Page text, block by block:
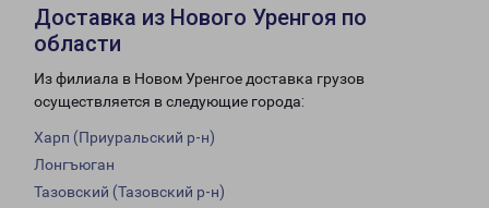
Доставка из Нового Уренгоя по
области
Из филиала в Новом Уренгое доставка грузов
осуществляется в следующие города:
Харп (Приуральский р-н)
Лонгъюган
Тазовский (Тазовский р-н)